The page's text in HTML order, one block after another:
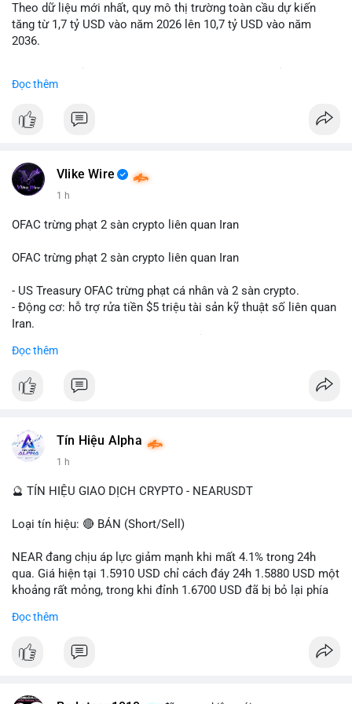
Lời khuyên: Nhà đầu tư nhỏ lẻ nên quan sát thêm 2-4 giờ sau
khi giao dịch được xác nhận, tránh hành động theo cảm xúc.
ưu tiên quản trị rủi ro trong giai đoạn biến động mạnh.
#btcmempool65k
Theo dữ liệu mới nhất, quy mô thị trường toàn cầu dự kiến
tăng từ 1,7 tỷ USD vào năm 2026 lên 10,7 tỷ USD vào năm
2036.
hàng năm (CAGR) ấn tượng lên tới 20,2%.
Điều gì đang thúc đẩy sự tăng trưởng vượt bậc này? Hãy cùng
Đọc thêm
Vlike Wire
1 h
OFAC trừng phạt 2 sàn crypto liên quan Iran
OFAC trừng phạt 2 sàn crypto liên quan Iran
- US Treasury OFAC trừng phạt cá nhân và 2 sàn crypto.
- Động cơ: hỗ trợ rửa tiền $5 triệu tài sản kỹ thuật số liên quan
Iran.
- Tác động: rủi ro cho thị trường crypto, tăng áp lực pháp lý.
#binancesquare
#vlikevn #titanbot
📰 Nguồn: Cointelegraph
Đọc thêm
Tín Hiệu Alpha
1 h
🔮 TÍN HIỆU GIAO DỊCH CRYPTO - NEARUSDT
Loại tín hiệu: 🔴 BÁN (Short/Sell)
NEAR đang chịu áp lực giảm mạnh khi mất 4.1% trong 24h
qua. Giá hiện tại 1.5910 USD chỉ cách đáy 24h 1.5880 USD một
khoảng rất mỏng, trong khi đỉnh 1.6700 USD đã bị bỏ lại phía
kiểm soát hoàn toàn. Khối lượng giao dịch 10.29 triệu NEAR
tiếp diễn.
Đọc thêm